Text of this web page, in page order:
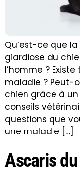
Qu’est-ce que
giardiose du
l’homme ?
maladie ? Peut-
chien grâce à un
conseils
questions que
une maladie […]
Ascaris